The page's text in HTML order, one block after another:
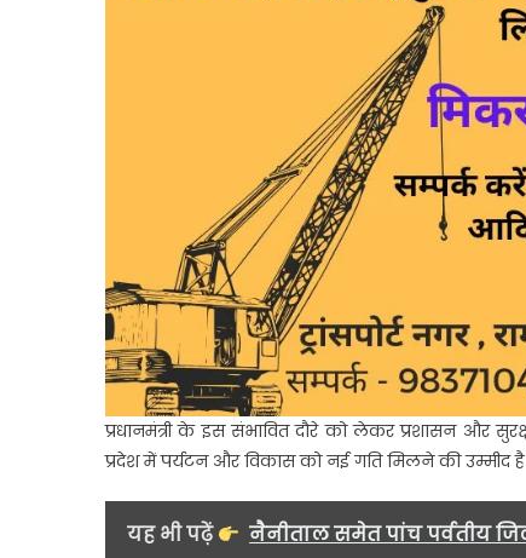
प्रधानमंत्री के इस संभावित दौरे को लेकर प्रशासन और
प्रदेश में पर्यटन और विकास को नई गति मिलने की उम्मीद
यह भी पढ़ें नैनीताल समेत पांच पर्वतीय